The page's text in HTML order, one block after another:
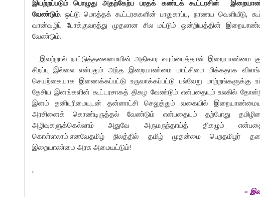
இயற்றப்படும் பொழுது அதற்கேற்ப பரதக் கண்டக் கூட்டரசின்
வேண்டும். ஒட்டு மொத்தக் கூட்டரசுகளின் பாதுகாப்பு, நாணய வெளியீடு,
வான்வழிப் போக்குவரத்து முதலான சில மட்டும் ஒன்றியத்தின்
வேண்டும்.
இவற்றால் நாட்டுத்தலைமையின் அதிகார வரம்பைத்தான் இறையாண்மை
சிறப்பு இல்லை என்பதும் அந்த இறையாண்மை மாட்சிமை மிக்கதாக
செயற்கையாக இணைக்கப்பட்டு உருவாக்கப்பட்டு பல்வேறு மாற்றங்களுக்கு
தேசிய இனங்களின் கூட்டரசாகத் திகழ வேண்டும் என்பதையும் உலகில்
இனம் தனியுரிமையுடன் தன்னாட்சி செலுத்தும் வகையில்
அரசினைக் கொண்டிருத்தல் வேண்டும் என்பதையும் தற்போது
அழிவுகளுக்கெல்லாம் அதுவே அருமருந்தாய்த் திகழும்
கொள்ளலாம்.எனவேதமிழ் நிலத்தில் தமிழ் முதன்மை பெறதமிழர்
இறையாண்மை அரசு அமையட்டும்!
,
–